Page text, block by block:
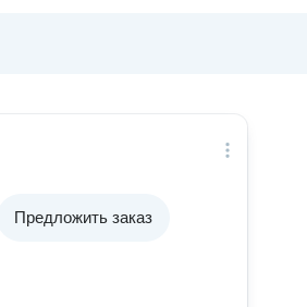
Предложить заказ